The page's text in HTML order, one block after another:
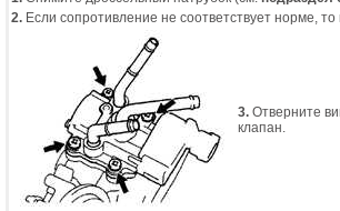
2. Если сопротивление не соответствует норме,
3. Отверните
клапан.